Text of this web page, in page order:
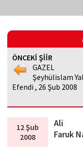
ÖNCEKİ ŞİİR
GAZEL
Şeyhülislam
Efendi , 26 Şub 2008
12 Şub
2008
Ali
Faruk